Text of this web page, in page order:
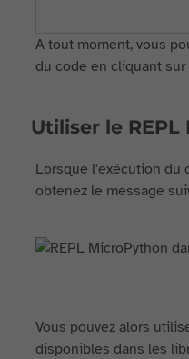
A tout moment, vous
du code en cliquant sur
Utiliser le
Lorsque l'exécution du
obtenez le message
Vous pouvez alors
disponibles dans les